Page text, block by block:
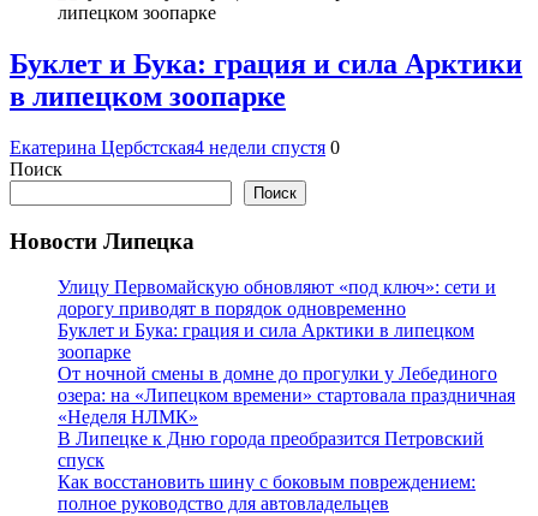
Буклет и Бука: грация и сила Арктики
в липецком зоопарке
Екатерина Цербстская4 недели спустя 0
Поиск
Поиск
Новости Липецка
Улицу Первомайскую обновляют «под ключ»: сети и
дорогу приводят в порядок одновременно
Буклет и Бука: грация и сила Арктики в липецком
зоопарке
От ночной смены в домне до прогулки у Лебединого
озера: на «Липецком времени» стартовала праздничная
«Неделя НЛМК»
В Липецке к Дню города преобразится Петровский
спуск
Как восстановить шину с боковым повреждением:
полное руководство для автовладельцев